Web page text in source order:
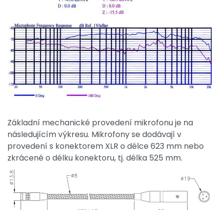
Základní mechanické provedení mikrofonu je na
následujícím výkresu. Mikrofony se dodávají v
provedení s konektorem XLR o délce 623 mm nebo
zkrácené o délku konektoru, tj. délka 525 mm.